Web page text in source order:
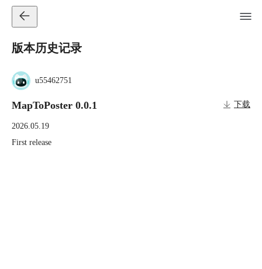
版本历史记录
u55462751
MapToPoster 0.0.1 下载
2026.05.19
First release